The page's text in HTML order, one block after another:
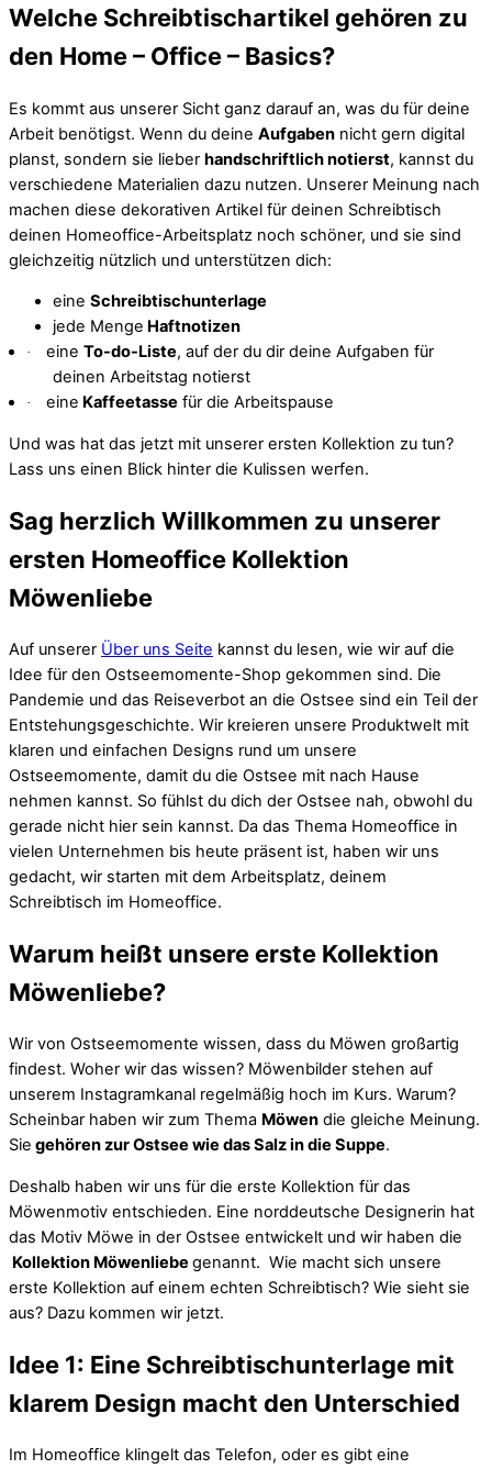
Welche Schreibtischartikel gehören zu
den Home – Office – Basics?
Es kommt aus unserer Sicht ganz darauf an, was du für deine
Arbeit benötigst. Wenn du deine Aufgaben nicht gern digital
planst, sondern sie lieber handschriftlich notierst, kannst du
verschiedene Materialien dazu nutzen. Unserer Meinung nach
machen diese dekorativen Artikel für deinen Schreibtisch
deinen Homeoffice-Arbeitsplatz noch schöner, und sie sind
gleichzeitig nützlich und unterstützen dich:
eine Schreibtischunterlage
jede Menge Haftnotizen
· eine To-do-Liste, auf der du dir deine Aufgaben für
deinen Arbeitstag notierst
· eine Kaffeetasse für die Arbeitspause
Und was hat das jetzt mit unserer ersten Kollektion zu tun?
Lass uns einen Blick hinter die Kulissen werfen.
Sag herzlich Willkommen zu unserer
ersten Homeoffice Kollektion
Möwenliebe
Auf unserer Über uns Seite kannst du lesen, wie wir auf die
Idee für den Ostseemomente-Shop gekommen sind. Die
Pandemie und das Reiseverbot an die Ostsee sind ein Teil der
Entstehungsgeschichte. Wir kreieren unsere Produktwelt mit
klaren und einfachen Designs rund um unsere
Ostseemomente, damit du die Ostsee mit nach Hause
nehmen kannst. So fühlst du dich der Ostsee nah, obwohl du
gerade nicht hier sein kannst. Da das Thema Homeoffice in
vielen Unternehmen bis heute präsent ist, haben wir uns
gedacht, wir starten mit dem Arbeitsplatz, deinem
Schreibtisch im Homeoffice.
Warum heißt unsere erste Kollektion
Möwenliebe?
Wir von Ostseemomente wissen, dass du Möwen großartig
findest. Woher wir das wissen? Möwenbilder stehen auf
unserem Instagramkanal regelmäßig hoch im Kurs. Warum?
Scheinbar haben wir zum Thema Möwen die gleiche Meinung.
Sie gehören zur Ostsee wie das Salz in die Suppe.
Deshalb haben wir uns für die erste Kollektion für das
Möwenmotiv entschieden. Eine norddeutsche Designerin hat
das Motiv Möwe in der Ostsee entwickelt und wir haben die
Kollektion Möwenliebe genannt. Wie macht sich unsere
erste Kollektion auf einem echten Schreibtisch? Wie sieht sie
aus? Dazu kommen wir jetzt.
Idee 1: Eine Schreibtischunterlage mit
klarem Design macht den Unterschied
Im Homeoffice klingelt das Telefon, oder es gibt eine